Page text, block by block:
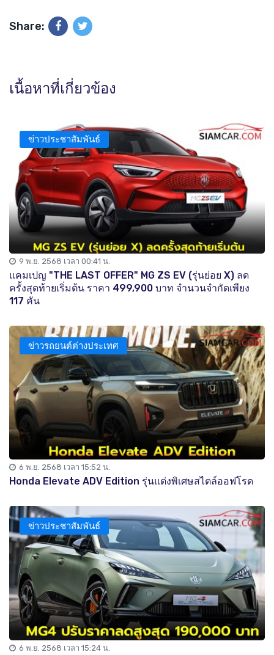
Share:
เนื้อหาที่เกี่ยวข้อง
ข่าวประชาสัมพันธ์
9 พ.ย. 2568 เวลา 00:41 น.
แคมเปญ "THE LAST OFFER" MG ZS EV (รุ่นย่อย X) ลด
ครั้งสุดท้ายเริ่มต้น ราคา 499,900 บาท จำนวนจำกัดเพียง
117 คัน
ข่าวรถยนต์ต่างประเทศ
6 พ.ย. 2568 เวลา 15:52 น.
Honda Elevate ADV Edition รุ่นแต่งพิเศษสไตล์ออฟโรด
ข่าวประชาสัมพันธ์
6 พ.ย. 2568 เวลา 15:24 น.